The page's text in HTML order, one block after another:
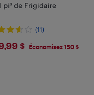
pi³ de Frigidaire
(11)
$ Économisez 150 $